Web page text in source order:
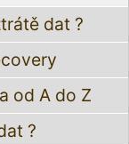
dat ?
od A do Z
?